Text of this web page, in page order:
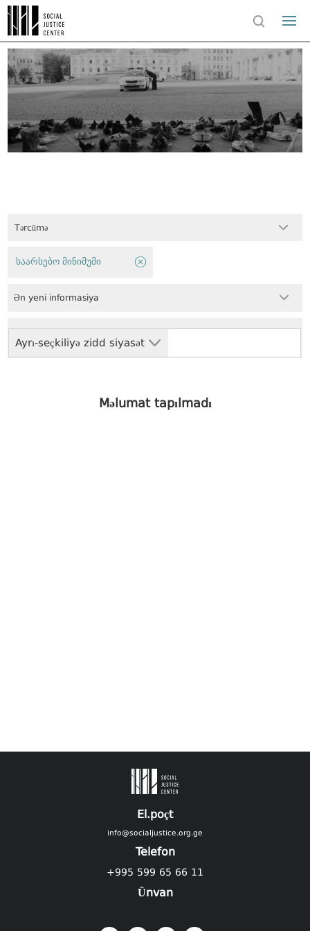
Tərcümə
Ayrı-seçkiliyə zidd siyasət
საარსებო მინიმუმი
Ən yeni informasiya
Məlumat tapılmadı
El.poçt
info@socialjustice.org.ge
Telefon
+995 599 65 66 11
Ünvan